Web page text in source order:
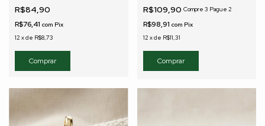
R$84,90
R$76,41 com Pix
12 xde R$8,73
Comprar
R$109,90 Compre 3 Pague 2
R$98,91 com Pix
12 xde R$11,31